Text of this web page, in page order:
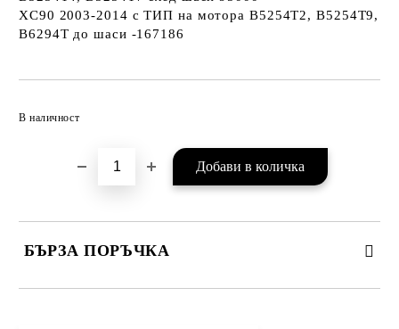
XC90 2003-2014 с ТИП на мотора B5254T2, B5254T9,
B6294T до шаси -167186
В наличност
БЪРЗА ПОРЪЧКА